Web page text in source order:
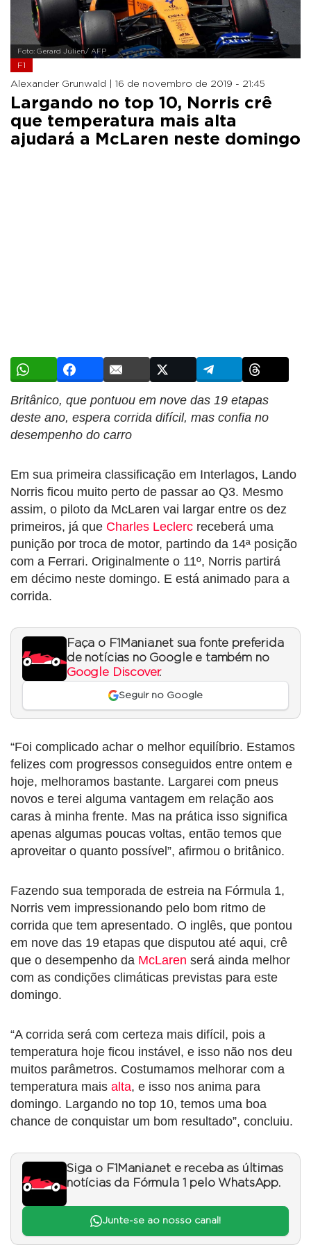
Foto: Gerard Julien/ AFP
F1
Alexander Grunwald | 16 de novembro de 2019 - 21:45
Largando no top 10, Norris crê
que temperatura mais alta
ajudará a McLaren neste domingo
Britânico, que pontuou em nove das 19 etapas
deste ano, espera corrida difícil, mas confia no
desempenho do carro
Em sua primeira classificação em Interlagos, Lando
Norris ficou muito perto de passar ao Q3. Mesmo
assim, o piloto da McLaren vai largar entre os dez
primeiros, já que Charles Leclerc receberá uma
punição por troca de motor, partindo da 14ª posição
com a Ferrari. Originalmente o 11º, Norris partirá
em décimo neste domingo. E está animado para a
corrida.
Faça o F1Mania.net sua fonte preferida
de notícias no Google e também no
Google Discover.
Seguir no Google
“Foi complicado achar o melhor equilíbrio. Estamos
felizes com progressos conseguidos entre ontem e
hoje, melhoramos bastante. Largarei com pneus
novos e terei alguma vantagem em relação aos
caras à minha frente. Mas na prática isso significa
apenas algumas poucas voltas, então temos que
aproveitar o quanto possível”, afirmou o britânico.
Fazendo sua temporada de estreia na Fórmula 1,
Norris vem impressionando pelo bom ritmo de
corrida que tem apresentado. O inglês, que pontou
em nove das 19 etapas que disputou até aqui, crê
que o desempenho da McLaren será ainda melhor
com as condições climáticas previstas para este
domingo.
“A corrida será com certeza mais difícil, pois a
temperatura hoje ficou instável, e isso não nos deu
muitos parâmetros. Costumamos melhorar com a
temperatura mais alta, e isso nos anima para
domingo. Largando no top 10, temos uma boa
chance de conquistar um bom resultado”, concluiu.
Siga o F1Mania.net e receba as últimas
notícias da Fórmula 1 pelo WhatsApp.
Junte-se ao nosso canal!